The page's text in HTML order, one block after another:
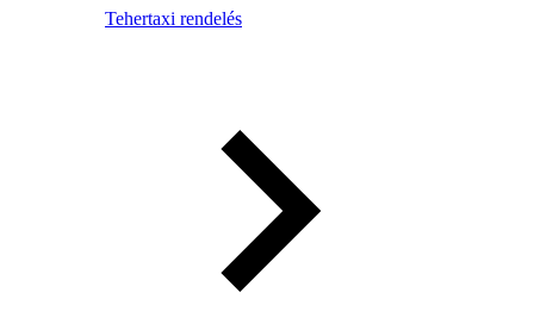
Tehertaxi rendelés